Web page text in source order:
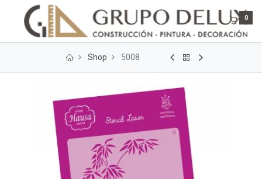
0
Shop 5008